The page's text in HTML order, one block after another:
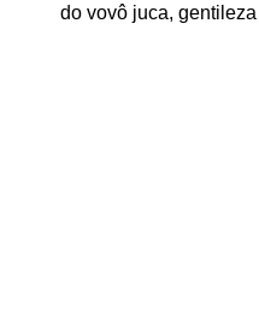
do vovô juca,